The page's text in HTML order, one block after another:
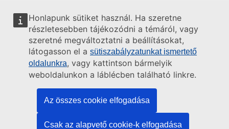
Honlapunk sütiket használ. Ha szeretne
részletesebben tájékozódni a témáról, vagy
szeretné megváltoztatni a beállításokat,
látogasson el a sütiszabályzatunkat ismertető
oldalunkra, vagy kattintson bármelyik
weboldalunkon a láblécben található linkre.
Az összes cookie elfogadása
Csak az alapvető cookie-k elfogadása